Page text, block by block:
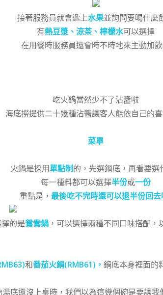
接著服務員就會遞上水果並詢問要喝什麼
有熱豆漿、涼茶、檸檬水可以選擇
在用餐時服務員還會時不時地來主動加
吃火鍋當然少不了沾醬啦
海底撈提供二十幾種沾醬讓客人能依自己的
菜單
火鍋是採用單點制的，先選鍋底，再看要選
每一種料都可以選擇半份或一份
重點是，最後吃不完時還可以退半份回去
的是鴛鴦鍋 ，可以選擇兩種不同口味搭配，
和番茄火鍋(RMB61)，鍋底本身裡面的
湯底還沒上桌時，我們以為這幾個碗是要讓我